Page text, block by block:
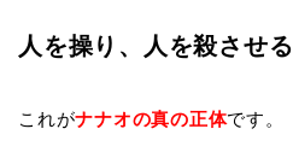
人を操り、人を殺させる
これがナナオの真の正体です。